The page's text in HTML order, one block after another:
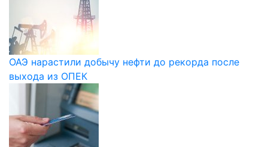
ОАЭ нарастили добычу нефти до рекорда после
выхода из ОПЕК